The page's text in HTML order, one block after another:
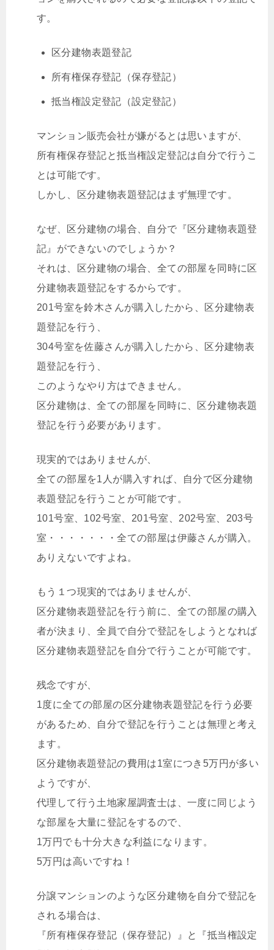
す。
区分建物表題登記
所有権保存登記（保存登記）
抵当権設定登記（設定登記）
マンション販売会社が嫌がるとは思いますが、
所有権保存登記と抵当権設定登記は自分で行うこ
とは可能です。
しかし、区分建物表題登記はまず無理です。
なぜ、区分建物の場合、自分で『区分建物表題登
記』ができないのでしょうか？
それは、区分建物の場合、全ての部屋を同時に区
分建物表題登記をするからです。
201号室を鈴木さんが購入したから、区分建物表
題登記を行う、
304号室を佐藤さんが購入したから、区分建物表
題登記を行う、
このようなやり方はできません。
区分建物は、全ての部屋を同時に、区分建物表題
登記を行う必要があります。
現実的ではありませんが、
全ての部屋を1人が購入すれば、自分で区分建物
表題登記を行うことが可能です。
101号室、102号室、201号室、202号室、203号
室・・・・・・・全ての部屋は伊藤さんが購入。
ありえないですよね。
もう１つ現実的ではありませんが、
区分建物表題登記を行う前に、全ての部屋の購入
者が決まり、全員で自分で登記をしようとなれば
区分建物表題登記を自分で行うことが可能です。
残念ですが、
1度に全ての部屋の区分建物表題登記を行う必要
があるため、自分で登記を行うことは無理と考え
ます。
区分建物表題登記の費用は1室につき5万円が多い
ようですが、
代理して行う土地家屋調査士は、一度に同じよう
な部屋を大量に登記をするので、
1万円でも十分大きな利益になります。
5万円は高いですね！
分譲マンションのような区分建物を自分で登記を
される場合は、
『所有権保存登記（保存登記）』と『抵当権設定